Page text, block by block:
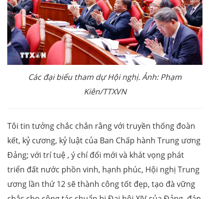
Các đại biểu tham dự Hội nghị. Ảnh: Phạm
Kiên/TTXVN
Tôi tin tưởng chắc chắn rằng với truyền thống đoàn
kết, kỷ cương, kỷ luật của Ban Chấp hành Trung ương
Đảng; với trí tuệ , ý chí đổi mới và khát vọng phát
triển đất nước phồn vinh, hạnh phúc, Hội nghị Trung
ương lần thứ 12 sẽ thành công tốt đẹp, tạo đà vững